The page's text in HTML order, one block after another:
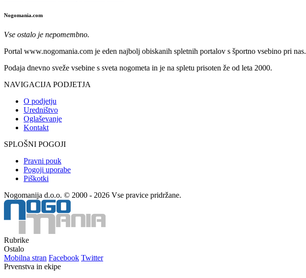
Nogomania.com
Vse ostalo je nepomembno.
Portal www.nogomania.com je eden najbolj obiskanih spletnih portalov s športno vsebino pri nas.
Podaja dnevno sveže vsebine s sveta nogometa in je na spletu prisoten že od leta 2000.
NAVIGACIJA PODJETJA
O podjetju
Uredništvo
Oglaševanje
Kontakt
SPLOŠNI POGOJI
Pravni pouk
Pogoji uporabe
Piškotki
Nogomanija d.o.o. © 2000 - 2026 Vse pravice pridržane.
Rubrike
Ostalo
Mobilna stran Facebook Twitter
Prvenstva in ekipe